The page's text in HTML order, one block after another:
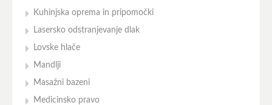
Kuhinjska oprema in pripomočki
Lasersko odstranjevanje dlak
Lovske hlače
Mandlji
Masažni bazeni
Medicinsko pravo